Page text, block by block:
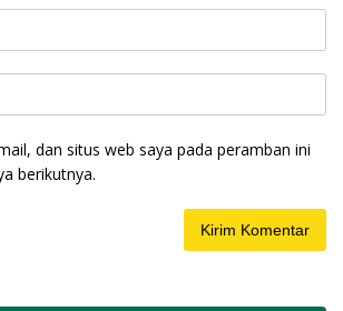
dan situs web saya pada peramban ini
berikutnya.